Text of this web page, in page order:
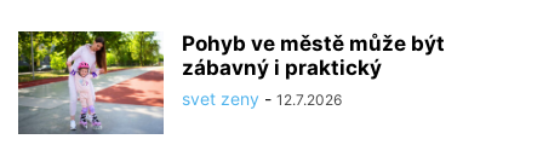
Pohyb ve městě může být
zábavný i praktický
svet zeny - 12.7.2026